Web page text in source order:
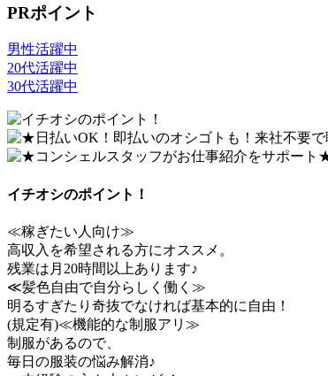
PRポイント
男性活躍中
20代活躍中
30代活躍中
イチオシのポイント！
≪稼ぎたい人向け≫
高収入を希望される方にオススメ。
残業は月20時間以上あります♪
≪髪色自由で自分らしく働く≫
明るすぎたり奇抜でなければ基本的に自由！
(規定有)≪機能的な制服アリ≫
制服があるので、
毎日の服装の悩み解消♪